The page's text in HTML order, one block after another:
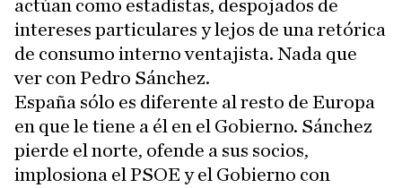
actúan como estadistas, despojados de
intereses particulares y lejos de una retórica
de consumo interno ventajista. Nada que
ver con Pedro Sánchez.
España sólo es diferente al resto de Europa
en que le tiene a él en el Gobierno. Sánchez
pierde el norte, ofende a sus socios,
implosiona el PSOE y el Gobierno con